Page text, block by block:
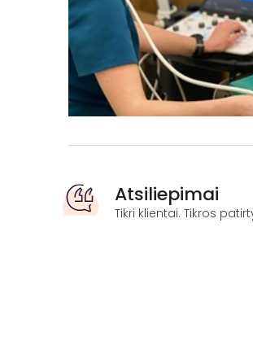
Atsiliepimai
Tikri klientai. Tikros